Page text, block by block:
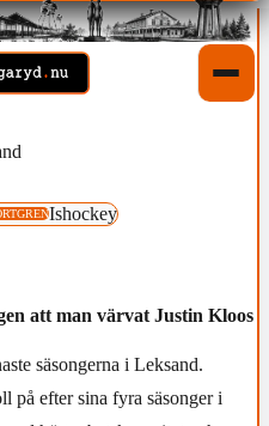
Ishockey
att man värvat Justin Kloos
säsongerna i Leksand.
på efter sina fyra säsonger i